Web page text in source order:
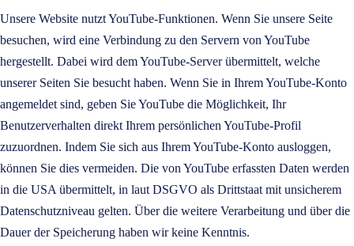
Unsere Website nutzt YouTube-Funktionen. Wenn Sie unsere Seite
besuchen, wird eine Verbindung zu den Servern von YouTube
hergestellt. Dabei wird dem YouTube-Server übermittelt, welche
unserer Seiten Sie besucht haben. Wenn Sie in Ihrem YouTube-Konto
angemeldet sind, geben Sie YouTube die Möglichkeit, Ihr
Benutzerverhalten direkt Ihrem persönlichen YouTube-Profil
zuzuordnen. Indem Sie sich aus Ihrem YouTube-Konto ausloggen,
können Sie dies vermeiden. Die von YouTube erfassten Daten werden
in die USA übermittelt, in laut DSGVO als Drittstaat mit unsicherem
Datenschutzniveau gelten. Über die weitere Verarbeitung und über die
Dauer der Speicherung haben wir keine Kenntnis.